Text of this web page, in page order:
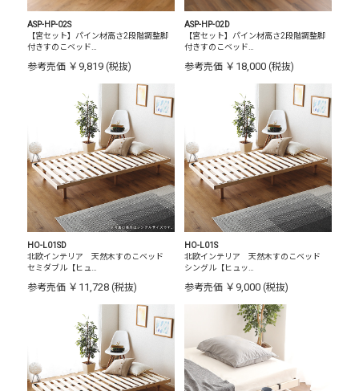
ASP-HP-02S
【宮セット】パイン材高さ2段階調整脚
付きすのこベッド…
参考売価 ￥9,819 (税抜)
ASP-HP-02D
【宮セット】パイン材高さ2段階調整脚
付きすのこベッド…
参考売価 ￥18,000 (税抜)
HO-L01SD
北欧インテリア 天然木すのこベッド
セミダブル【ヒュ…
参考売価 ￥11,728 (税抜)
HO-L01S
北欧インテリア 天然木すのこベッド
シングル【ヒュッ…
参考売価 ￥9,000 (税抜)